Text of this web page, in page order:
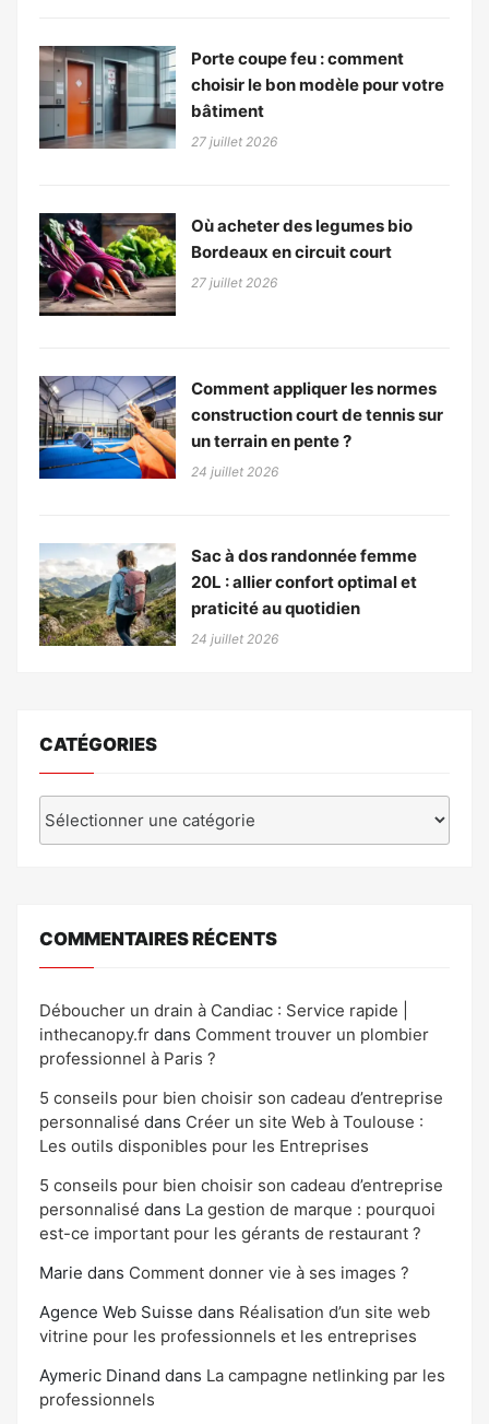
Porte coupe feu : comment
choisir le bon modèle pour votre
bâtiment
27 juillet 2026
Où acheter des legumes bio
Bordeaux en circuit court
27 juillet 2026
Comment appliquer les normes
construction court de tennis sur
un terrain en pente ?
24 juillet 2026
Sac à dos randonnée femme
20L : allier confort optimal et
praticité au quotidien
24 juillet 2026
CATÉGORIES
COMMENTAIRES RÉCENTS
Déboucher un drain à Candiac : Service rapide |
inthecanopy.fr dans Comment trouver un plombier
professionnel à Paris ?
5 conseils pour bien choisir son cadeau d’entreprise
personnalisé dans Créer un site Web à Toulouse :
Les outils disponibles pour les Entreprises
5 conseils pour bien choisir son cadeau d’entreprise
personnalisé dans La gestion de marque : pourquoi
est-ce important pour les gérants de restaurant ?
Marie dans Comment donner vie à ses images ?
Agence Web Suisse dans Réalisation d’un site web
vitrine pour les professionnels et les entreprises
Aymeric Dinand dans La campagne netlinking par les
professionnels